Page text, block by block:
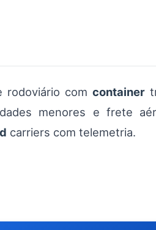
rodoviário com container
menores e frete
carriers com telemetria.